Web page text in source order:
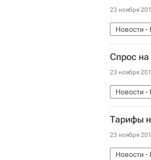
23 ноября
Новости -
Спрос
23 ноября
Новости -
Тарифы
23 ноября
Новости -